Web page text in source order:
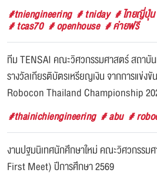
#tniengineering # tniday # ไทยญี่ปุ่น
# tcas70 # openhouse # ค่ายฟรี
ทีม TENSAI คณะวิศวกรรมศาสตร์ สถาบั
รางวัลเกียรติบัตรเหรียญเงิน จากการแข่ง
Robocon Thailand Championship
#thainichiengineering # abu #
งานปฐมนิเทศนักศึกษาใหม่ คณะวิศวกรรม
First Meet) ปีการศึกษา 2569